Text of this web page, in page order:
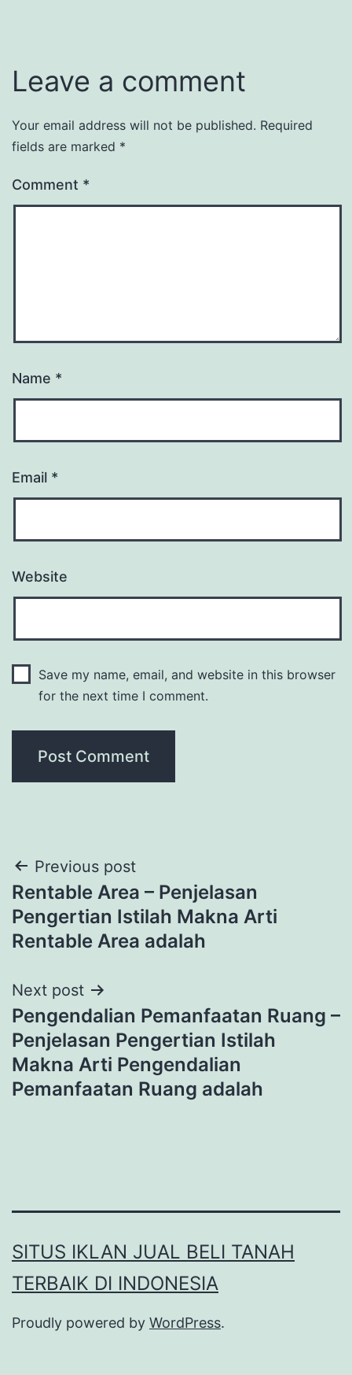
Leave a comment
Your email address will not be published. Required
fields are marked *
Comment *
Name *
Email *
Website
Save my name, email, and website in this browser
for the next time I comment.
Post
navigation
Previous post
Rentable Area – Penjelasan
Pengertian Istilah Makna Arti
Rentable Area adalah
Next post
Pengendalian Pemanfaatan Ruang –
Penjelasan Pengertian Istilah
Makna Arti Pengendalian
Pemanfaatan Ruang adalah
SITUS IKLAN JUAL BELI TANAH
TERBAIK DI INDONESIA
Proudly powered by WordPress.